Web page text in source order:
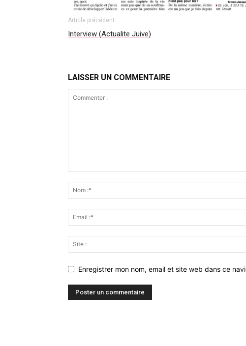
Article précédent
Interview (Actualite Juive)
LAISSER UN COMMENTAIRE
Enregistrer mon nom, email et site web dans ce